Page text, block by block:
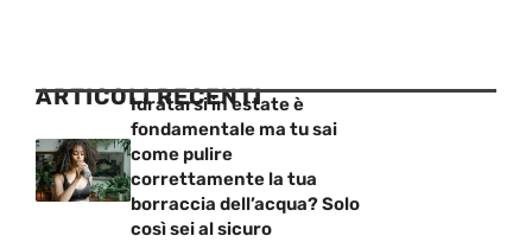
ARTICOLI RECENTI
Idratarsi in estate è
fondamentale ma tu sai
come pulire
correttamente la tua
borraccia dell’acqua? Solo
così sei al sicuro